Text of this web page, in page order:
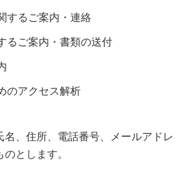
するご案内・連絡
るご案内・書類の送付
のアクセス解析
、住所、電話番号、メールアドレ
とします。